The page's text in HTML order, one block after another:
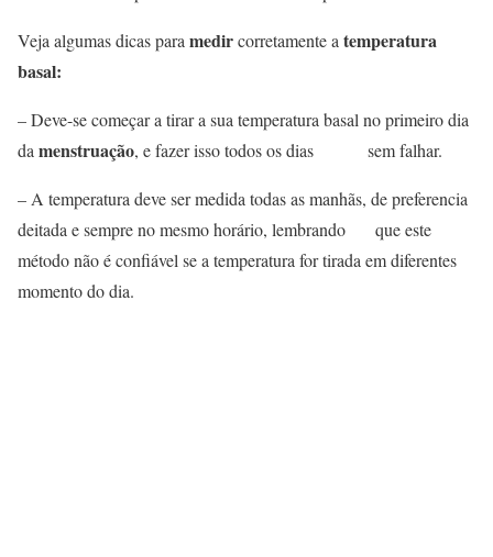
Veja algumas dicas para medircorretamente a temperatura
basal:
– Deve-se começar a tirar a sua temperatura basal no primeiro dia
da menstruação, e fazer isso todos os dias sem falhar.
– A temperatura deve ser medida todas as manhãs, de preferencia
deitada e sempre no mesmo horário, lembrando que este
método não é confiável se a temperatura for tirada em diferentes
momento do dia.